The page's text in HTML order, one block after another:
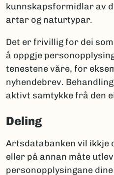
kunnskapsformidlar av
artar og naturtypar.
Det er frivillig for dei
å oppgje
tenestene våre, for
nyhendebrev.
aktivt samtykke frå den
Deling
Artsdatabanken vil ikkje
eller på annan måte
personopplysingane